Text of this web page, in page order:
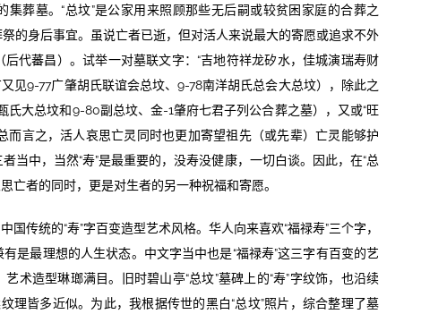
葬墓。“总坟”是公家用来照顾那些无后嗣或较贫困家庭的合葬之
的身后事宜。虽说亡者已逝，但对活人来说最大的寄愿或追求不外
代蕃昌）。试举一对墓联文字：“吉地符祥龙矽水，佳城演瑞寿财
见9-77广肇胡氏联谊会总坟、9-78南洋胡氏总会大总坟），除此之
氏大总坟和9-80副总坟、金-1肇府七君子列公合葬之墓），又或“旺
而言之，活人哀思亡灵同时也更加寄望祖先（或先辈）亡灵能够护
当中，当然“寿”是最重要的，没寿没健康，一切白谈。因此，在“总
亡者的同时，更是对生者的另一种祝福和寄愿。
国传统的“寿”字百变造型艺术风格。华人向来喜欢“福禄寿”三个字，
是最理想的人生状态。中文字当中也是“福禄寿”这三字有百变的艺
术造型琳瑯满目。旧时碧山亭“总坟”墓碑上的“寿”字纹饰，也沿续
理皆多近似。为此，我根据传世的黑白“总坟”照片，综合整理了墓